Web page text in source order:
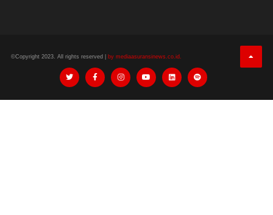
©Copyright 2023. All rights reserved | by mediaasuransinews.co.id.